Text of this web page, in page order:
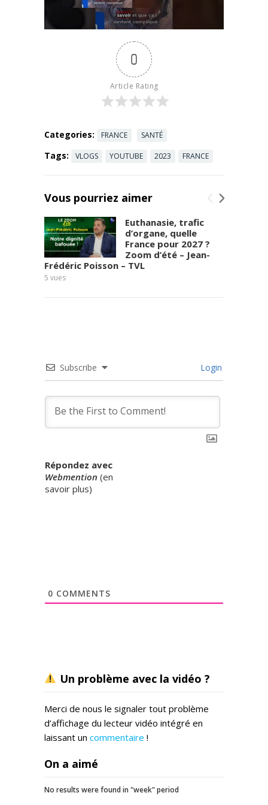
des vrais
dégâts
sanitaires
ces ...
more
0
Article Rating
Categories: FRANCE SANTÉ
Tags: VLOGS YOUTUBE 2023 FRANCE
Vous pourriez aimer
Euthanasie, trafic
d’organe, quelle
France pour 2027 ?
Zoom d’été – Jean-
Frédéric Poisson – TVL
5 vues
Subscribe Login
Répondez avec
Webmention (en
savoir plus)
0 COMMENTS
Un problème avec la vidéo ?
Merci de nous le signaler tout problème
d’affichage du lecteur vidéo intégré en
laissant un commentaire !
On a aimé
No results were found in "week" period